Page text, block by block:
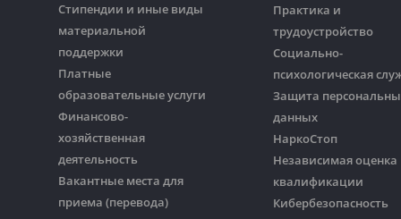
Стипендии и иные виды
материальной
поддержки
Платные
образовательные услуги
Финансово-
хозяйственная
деятельность
Вакантные места для
приема (перевода)
Практика и
трудоустройство
Социально-
психологическая
Защита
данных
НаркоСтоп
Независимая оценка
квалификации
Кибербезопасность